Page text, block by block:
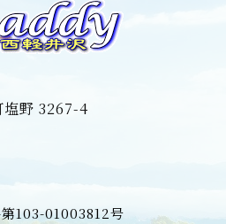
塩野 3267-4
103-01003812号